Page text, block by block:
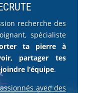
recherche des
spécialiste
ta pierre à
partager tes
l’équipe.
avec des